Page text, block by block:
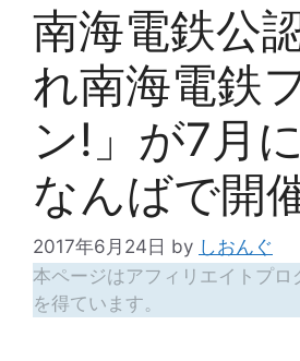
南海電鉄公
れ南海電鉄
ン!」が7月
なんばで開
2017年6月24日 by しおんぐ
本ページはアフィリエイトプロ
を得ています。